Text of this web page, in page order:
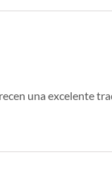
una excelente